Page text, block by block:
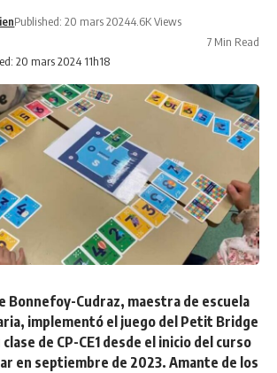
20 mars 2024 11h18
Published: 20 mars 20244.6K Views
7 Min Read
Bonnefoy-Cudraz, maestra de escuela
implementó el juego del Petit Bridge
clase de CP-CE1 desde el inicio del curso
en septiembre de 2023. Amante de los